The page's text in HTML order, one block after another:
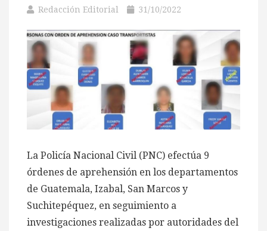
Redacción Editorial 31/10/2022
La Policía Nacional Civil (PNC) efectúa 9
órdenes de aprehensión en los departamentos
de Guatemala, Izabal, San Marcos y
Suchitepéquez, en seguimiento a
investigaciones realizadas por autoridades del